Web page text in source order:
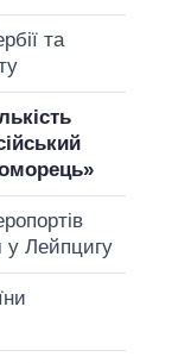
та
у Лейпцигу